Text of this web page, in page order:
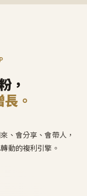
，
。
、會分享、會帶人，
動的複利引擎。